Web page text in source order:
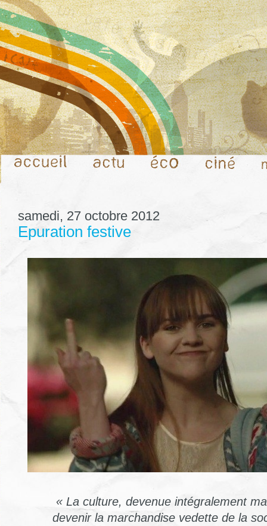
samedi, 27 octobre 2012
Epuration festive
« La culture, devenue intégralement
devenirla marchandise vedette de la